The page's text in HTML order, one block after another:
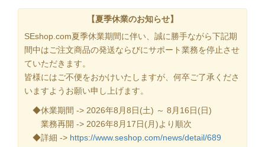
【夏季休業のお知らせ】
SEshop.com夏季休業期間に伴い、誠に勝手ながら下記期
間中はご注文商品の発送ならびにサポート業務を停止させ
ていただきます。
皆様にはご不便をおかけいたしますが、何卒ご了承くださ
いますようお願い申し上げます。
◆休業期間 -> 2026年8月8日(土) ～ 8月16日(日)
業務再開 -> 2026年8月17日(月)より順次
◆詳細 -> https://www.seshop.com/news/detail/689